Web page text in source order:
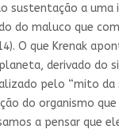
sustentação a uma
do maluco que
O que Krenak
derivado do
pelo “mito da
do organismo
a pensar que